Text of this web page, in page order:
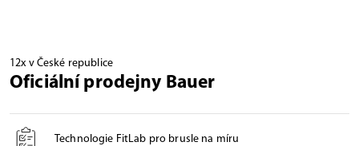
12x v České republice
Oficiální prodejny Bauer
Technologie FitLab pro brusle na míru